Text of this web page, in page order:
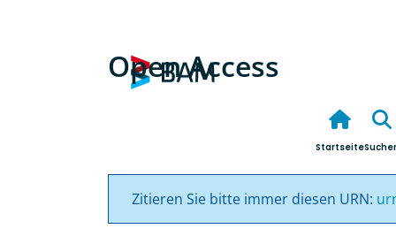
Open Access
Startseite
Zitieren Sie bitte immer diesen URN: